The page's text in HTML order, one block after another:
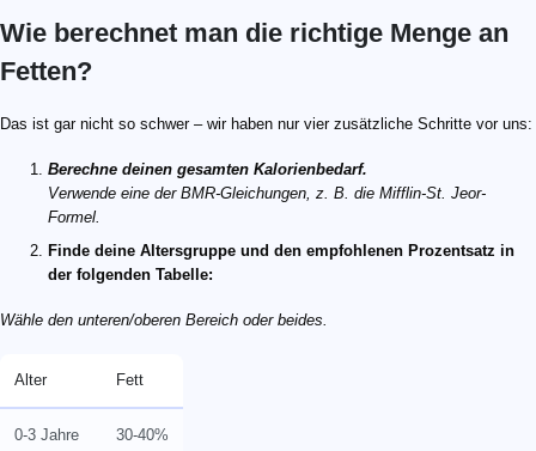
Wie berechnet man die richtige Menge an
Fetten?
Das ist gar nicht so schwer – wir haben nur vier zusätzliche Schritte vor uns:
Berechne deinen gesamten Kalorienbedarf.
Verwende eine der BMR-Gleichungen, z. B. die Mifflin-St. Jeor-
Formel.
Finde deine Altersgruppe und den empfohlenen Prozentsatz in
der folgenden Tabelle:
Wähle den unteren/oberen Bereich oder beides.
Alter Fett
0-3 Jahre 30-40%